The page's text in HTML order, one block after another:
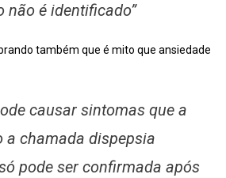
não é identificado”
também que é mito que ansiedade
causar sintomas que a
a chamada dispepsia
pode ser confirmada após